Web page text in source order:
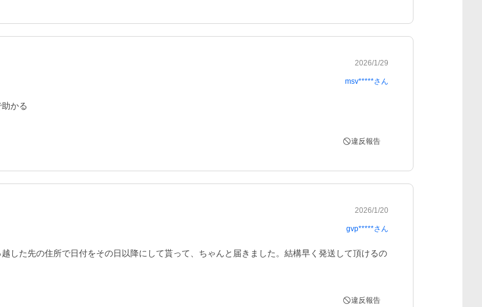
2026/1/29
msv*****さん
かる
違反報告
2026/1/20
gvp*****さん
した先の住所で日付をその日以降にして貰って、ちゃんと届きました。結構早く発送して頂けるの
違反報告